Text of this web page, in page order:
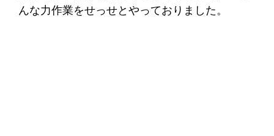
んな力作業をせっせとやっておりました。